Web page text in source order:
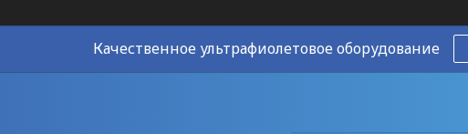
Качественное ультрафиолетовое оборудование